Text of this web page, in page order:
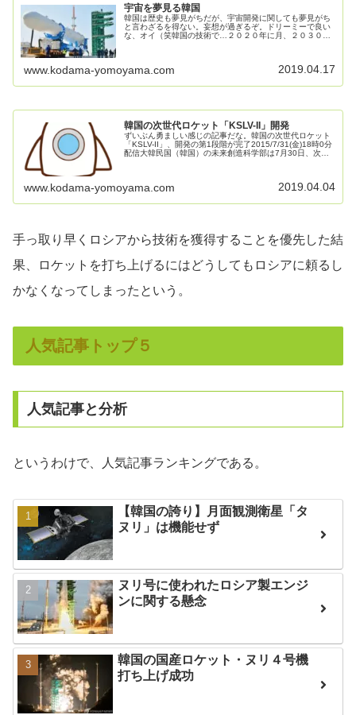
宇宙を夢見る韓国
韓国は歴史も夢見がちだが、宇宙開発に関しても夢見がち
と言わざるを得ない。妄想が過ぎるぞ。ドリーミーで良い
な、オイ（笑韓国の技術で…２０２０年に月、２０３０年
www.kodama-yomoyama.com 2019.04.17
韓国の次世代ロケット「KSLV-II」開発
ずいぶん勇ましい感じの記事だな。韓国の次世代ロケット
「KSLV-II」、開発の第1段階が完了2015/7/31(金)18時0分
配信大韓民国（韓国）の未来創造科学部は7月30日、次世
www.kodama-yomoyama.com 2019.04.04
手っ取り早くロシアから技術を獲得することを優先した結
果、ロケットを打ち上げるにはどうしてもロシアに頼るし
かなくなってしまったという。
人気記事トップ５
人気記事と分析
というわけで、人気記事ランキングである。
【韓国の誇り】月面観測衛星「タ
ヌリ」は機能せず
ヌリ号に使われたロシア製エンジ
ンに関する懸念
韓国の国産ロケット・ヌリ４号機
打ち上げ成功